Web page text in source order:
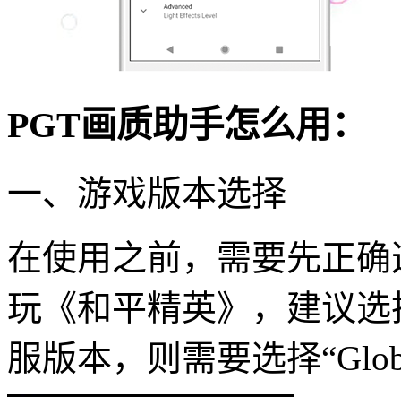
PGT画质助手怎么用：
一、游戏版本选择
在使用之前，需要先正
玩《和平精英》，建议选
服版本，则需要选择